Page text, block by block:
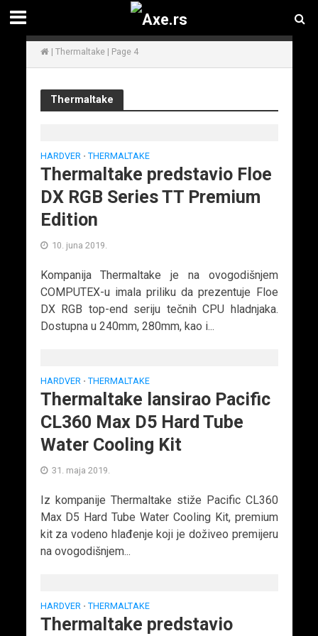
| Thermaltake| Page 4
Thermaltake
HARDVER • THERMALTAKE
Thermaltake predstavio Floe
DX RGB Series TT Premium
Edition
10. juna 2019.
Kompanija Thermaltake je na ovogodišnjem
COMPUTEX-u imala priliku da prezentuje Floe
DX RGB top-end seriju tečnih CPU hladnjaka.
Dostupna u 240mm, 280mm, kao i...
HARDVER • THERMALTAKE
Thermaltake lansirao Pacific
CL360 Max D5 Hard Tube
Water Cooling Kit
31. maja 2019.
Iz kompanije Thermaltake stiže Pacific CL360
Max D5 Hard Tube Water Cooling Kit, premium
kit za vodeno hlađenje koji je doživeo premijeru
na ovogodišnjem...
HARDVER • THERMALTAKE
Thermaltake predstavio